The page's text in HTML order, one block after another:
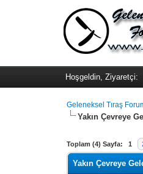
Hoşgeldin, Ziyaretçi:
Geleneksel Tıraş
Yakın Çevreye
Toplam (4) Sayfa: 1
Yakın Çevreye